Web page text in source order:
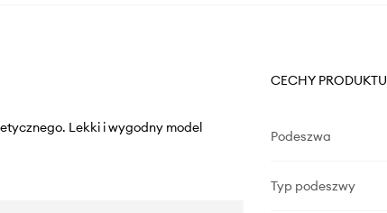
Lekki i wygodny model
CECHY PRODUKTU
Podeszwa
Typ podeszwy